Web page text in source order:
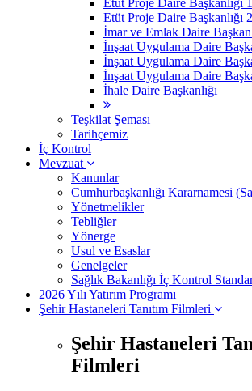
Etüt Proje Daire Başkanlığı 2
İmar ve Emlak Daire
İnşaat Uygulama Daire
İnşaat Uygulama Daire
İnşaat Uygulama Daire
İhale Daire Başkanlığı
Teşkilat Şeması
Tarihçemiz
İç Kontrol
Mevzuat
Kanunlar
Cumhurbaşkanlığı Kararnamesi
Yönetmelikler
Tebliğler
Yönerge
Usul ve Esaslar
Genelgeler
Sağlık Bakanlığı İç Kontrol
2026 Yılı Yatırım Programı
Şehir Hastaneleri Tanıtım Filmleri
Şehir Hastaneleri
Filmleri